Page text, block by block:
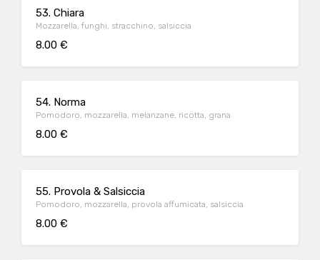
53. Chiara
Mozzarella, funghi, stracchino, salsiccia
8.00 €
54. Norma
Pomodoro, mozzarella, melanzane, ricotta, grana
8.00 €
55. Provola & Salsiccia
Pomodoro, mozzarella, provola affumicata, salsiccia
8.00 €